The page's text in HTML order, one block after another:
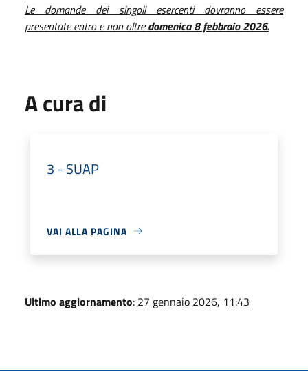
Le domande dei singoli esercenti dovranno essere
presentate entro e non oltredomenica 8 febbraio 2026.
A cura di
3 - SUAP
VAI ALLA PAGINA
Ultimo aggiornamento: 27 gennaio 2026, 11:43